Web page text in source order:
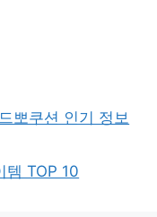
뽀쿠션 인기 정보
템 TOP 10